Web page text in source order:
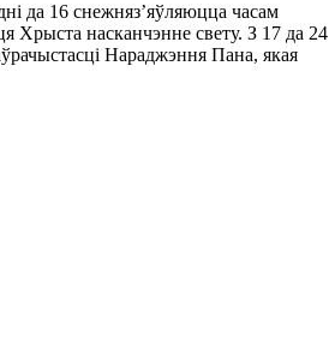
да 16 снежняз’яўляюцца часам
Хрыста насканчэнне свету. З 17 да 24
Нараджэння Пана, якая